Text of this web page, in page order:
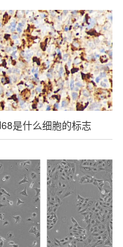
是什么细胞的标志